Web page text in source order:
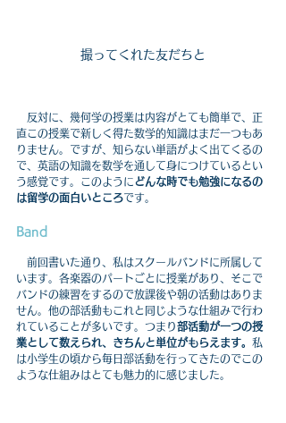
撮ってくれた友だちと
反対に、幾何学の授業は内容がとても簡単で、正
直この授業で新しく得た数学的知識はまだ一つもあ
りません。ですが、知らない単語がよく出てくるの
で、英語の知識を数学を通して身につけているとい
う感覚です。このようにどんな時でも勉強になるの
は留学の面白いところです。
Band
前回書いた通り、私はスクールバンドに所属して
います。各楽器のパートごとに授業があり、そこで
バンドの練習をするので放課後や朝の活動はありま
せん。他の部活動もこれと同じような仕組みで行わ
れていることが多いです。つまり部活動が一つの授
業として数えられ、きちんと単位がもらえます。 私
は小学生の頃から毎日部活動を行ってきたのでこの
ような仕組みはとても魅力的に感じました。